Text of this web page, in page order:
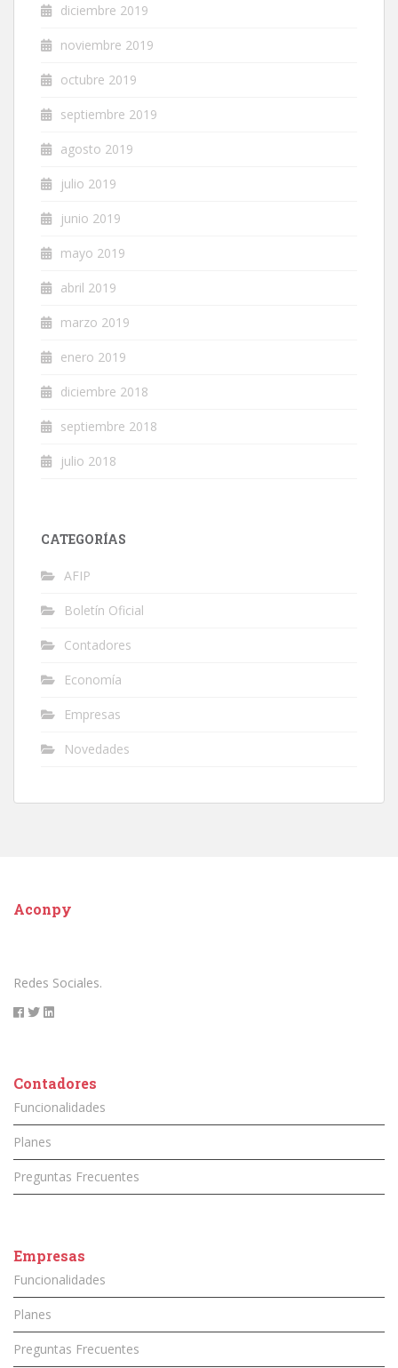
diciembre 2019
noviembre 2019
octubre 2019
septiembre 2019
agosto 2019
julio 2019
junio 2019
mayo 2019
abril 2019
marzo 2019
enero 2019
diciembre 2018
septiembre 2018
julio 2018
CATEGORÍAS
AFIP
Boletín Oficial
Contadores
Economía
Empresas
Novedades
Aconpy
Redes Sociales.
Contadores
Funcionalidades
Planes
Preguntas Frecuentes
Empresas
Funcionalidades
Planes
Preguntas Frecuentes